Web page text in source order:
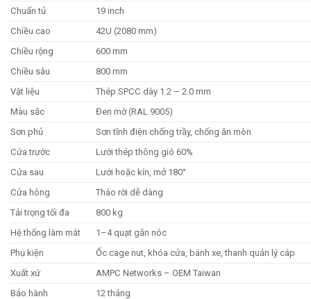
Chuẩn tủ
19 inch
Chiều cao
42U (2080 mm)
Chiều rộng
600 mm
Chiều sâu
800 mm
Vật liệu
Thép SPCC dày 1.2 – 2.0 mm
Màu sắc
Đen mờ (RAL 9005)
Sơn phủ
Sơn tĩnh điện chống trầy, chống ăn mòn
Cửa trước
Lưới thép thông gió 60%
Cửa sau
Lưới hoặc kín, mở 180°
Cửa hông
Tháo rời dễ dàng
Tải trọng tối đa
800 kg
Hệ thống làm mát
1–4 quạt gắn nóc
Phụ kiện
Ốc cage nut, khóa cửa, bánh xe, thanh quản lý cáp
Xuất xứ
AMPC Networks – OEM Taiwan
Bảo hành
12 tháng